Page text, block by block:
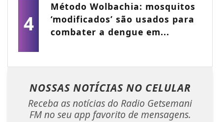
4
Método Wolbachia: mosquitos
‘modificados’ são usados para
combater a dengue em...
NOSSAS NOTÍCIAS NO CELULAR
Receba as notícias do Radio Getsemani
FM no seu app favorito de mensagens.